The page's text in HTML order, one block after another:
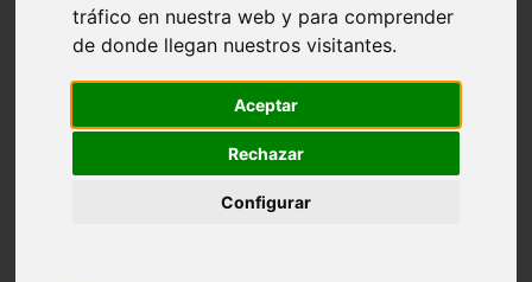
tráfico en nuestra web y para comprender
de donde llegan nuestros visitantes.
Aceptar
Rechazar
Configurar
comercios
estanques
viajar
conejos
navidad